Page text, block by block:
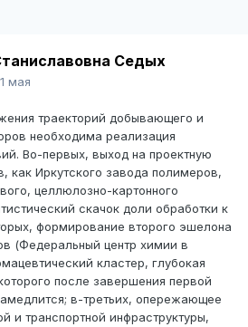
Седых
мая
траекторий добывающего и
необходима реализация
Во-первых, выход на проектную
как Иркутского завода полимеров,
целлюлозно-картонного
скачок доли обработки к
формирование второго эшелона
(Федеральный центр химии в
кластер, глубокая
после завершения первой
в-третьих, опережающее
и транспортной инфраструктуры,